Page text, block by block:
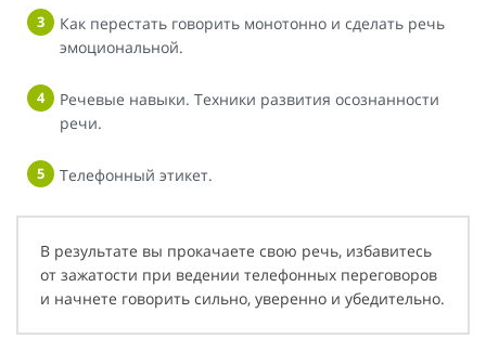
Как перестать говорить монотонно и сделать речь
эмоциональной.
Речевые навыки. Техники развития осознанности
речи.
Телефонный этикет.
В результате вы прокачаете свою речь, избавитесь
от зажатости при ведении телефонных переговоров
и начнете говорить сильно, уверенно и убедительно.